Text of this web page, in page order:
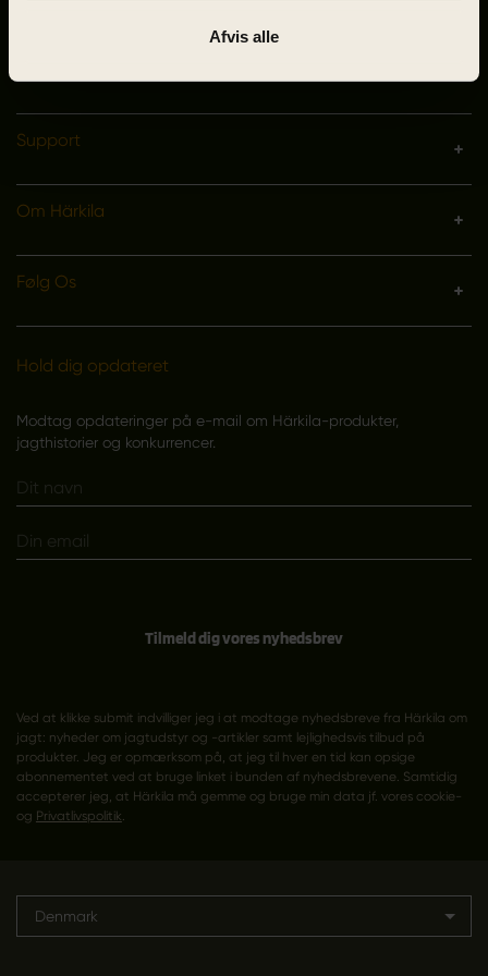
Afvis alle
Support
Om Härkila
Følg Os
Hold dig opdateret
Modtag opdateringer på e-mail om Härkila-produkter,
jagthistorier og konkurrencer.
Tilmeld dig vores nyhedsbrev
Ved at klikke submit indvilliger jeg i at modtage nyhedsbreve fra Härkila om
jagt: nyheder om jagtudstyr og -artikler samt lejlighedsvis tilbud på
produkter. Jeg er opmærksom på, at jeg til hver en tid kan opsige
abonnementet ved at bruge linket i bunden af nyhedsbrevene. Samtidig
accepterer jeg, at Härkila må gemme og bruge min data jf. vores cookie-
og Privatlivspolitik.
Denmark